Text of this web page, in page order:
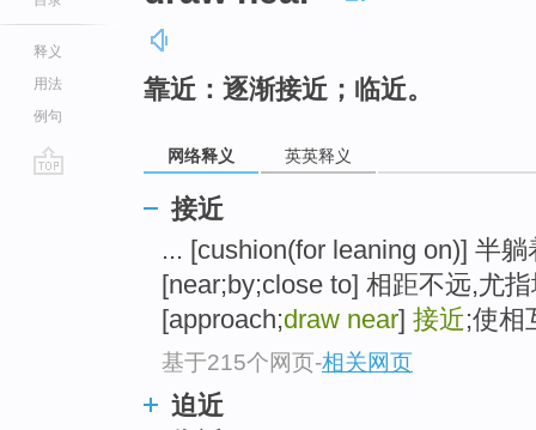
释义
用法
例句
靠近：逐渐接近；临近。
网络释义 英英释义
接近
... [cushion(for leaning on)] 半
[near;by;close to] 相距不远,尤
[approach;draw near] 接近;使相
基于215个网页-相关网页
迫近